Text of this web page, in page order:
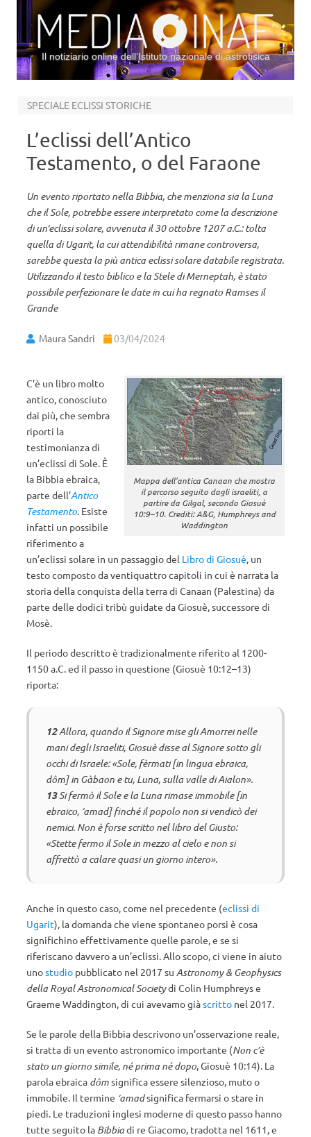
Il notiziario online dell’Istituto nazionale di astrofisica
SPECIALE ECLISSI STORICHE
L’eclissi dell’Antico
Testamento, o del Faraone
Un evento riportato nella Bibbia, che menziona sia la Luna
che il Sole, potrebbe essere interpretato come la descrizione
di un'eclissi solare, avvenuta il 30 ottobre 1207 a.C.: tolta
quella di Ugarit, la cui attendibilità rimane controversa,
sarebbe questa la più antica eclissi solare databile registrata.
Utilizzando il testo biblico e la Stele di Merneptah, è stato
possibile perfezionare le date in cui ha regnato Ramses il
Grande
Maura Sandri 03/04/2024
Mappa dell’antica Canaan che mostra
il percorso seguito dagli israeliti, a
partire da Gilgal, secondo Giosuè
10:9–10. Crediti: A&G, Humphreys and
Waddington
C’è un libro molto
antico, conosciuto
dai più, che sembra
riporti la
testimonianza di
un’eclissi di Sole. È
la Bibbia ebraica,
parte dell’Antico
Testamento. Esiste
infatti un possibile
riferimento a
un’eclissi solare in un passaggio del Libro di Giosuè, un
testo composto da ventiquattro capitoli in cui è narrata la
storia della conquista della terra di Canaan (Palestina) da
parte delle dodici tribù guidate da Giosuè, successore di
Mosè.
Il periodo descritto è tradizionalmente riferito al 1200-
1150 a.C. ed il passo in questione (Giosuè 10:12–13)
riporta:
12Allora, quando il Signore mise gli Amorrei nelle
mani degli Israeliti, Giosuè disse al Signore sotto gli
occhi di Israele: «Sole, fèrmati [in lingua ebraica,
dôm] in Gàbaon e tu, Luna, sulla valle di Aialon».
13Si fermò il Sole e la Luna rimase immobile [in
ebraico, ‘amad] finché il popolo non si vendicò dei
nemici. Non è forse scritto nel libro del Giusto:
«Stette fermo il Sole in mezzo al cielo e non si
affrettò a calare quasi un giorno intero».
Anche in questo caso, come nel precedente (eclissi di
Ugarit), la domanda che viene spontaneo porsi è cosa
significhino effettivamente quelle parole, e se si
riferiscano davvero a un’eclissi. Allo scopo, ci viene in aiuto
unostudio pubblicato nel 2017 su Astronomy & Geophysics
della Royal Astronomical Societydi Colin Humphreys e
Graeme Waddington, di cui avevamo giàscritto nel 2017.
Se le parole della Bibbia descrivono un’osservazione reale,
si tratta di un evento astronomico importante (Non c’è
stato un giorno simile, né prima né dopo, Giosuè 10:14). La
parola ebraica dômsignifica essere silenzioso, muto o
immobile. Il termine ‘amadsignifica fermarsi o stare in
piedi. Le traduzioni inglesi moderne di questo passo hanno
tutte seguito la Bibbiadi re Giacomo, tradotta nel 1611, e